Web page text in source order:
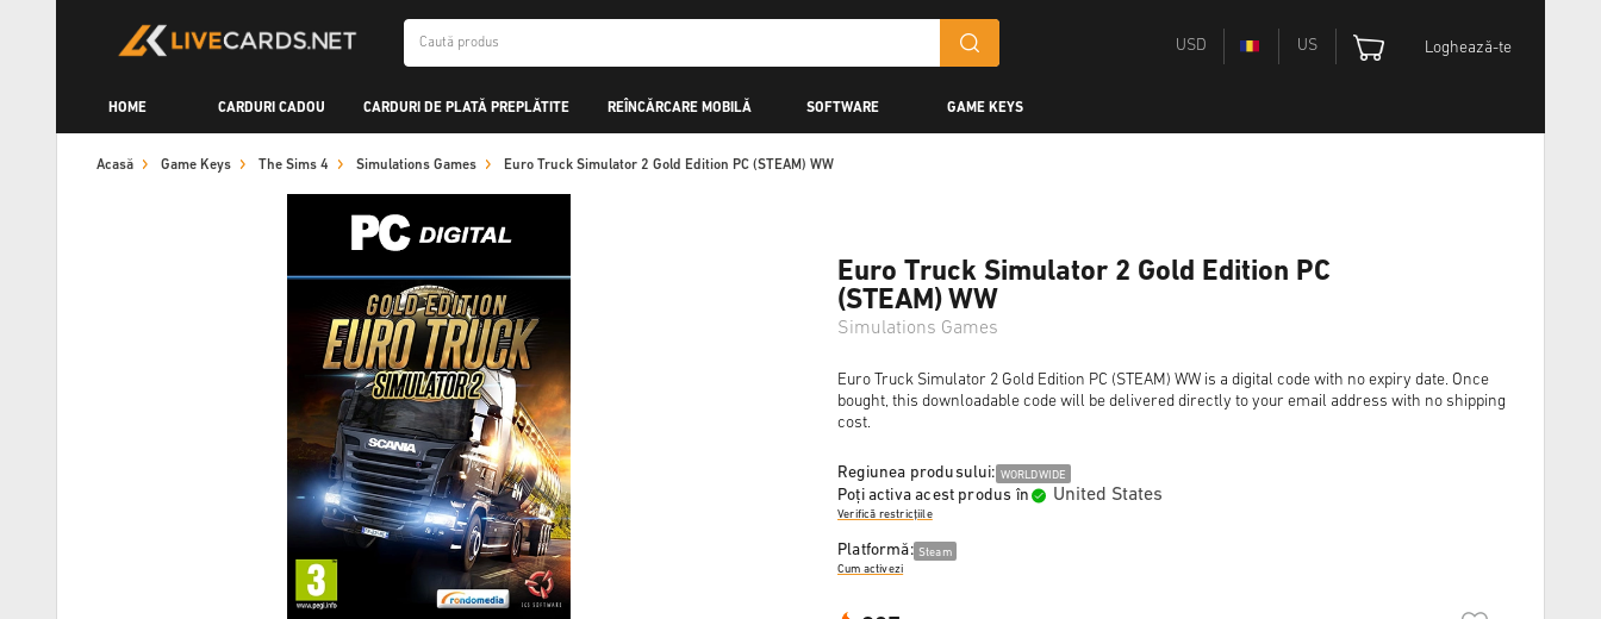
USD US Loghează-te
HOME CARDURI CADOU CARDURI DE PLATĂ PREPLĂTITE REÎNCĂRCARE MOBILĂ SOFTWARE GAME KEYS
Acasă Game Keys The Sims 4 Simulations Games Euro Truck Simulator 2 Gold Edition PC (STEAM) WW
Euro Truck Simulator 2 Gold Edition PC
(STEAM) WW
Simulations Games
Euro Truck Simulator 2 Gold Edition PC (STEAM) WW is a digital code with no expiry date. Once
bought, this downloadable code will be delivered directly to your email address with no shipping
cost.
Regiunea produsului: WORLDWIDE
Poți activa acest produs în United States
Verifică restricțiile
Platformă: Steam
Cum activezi